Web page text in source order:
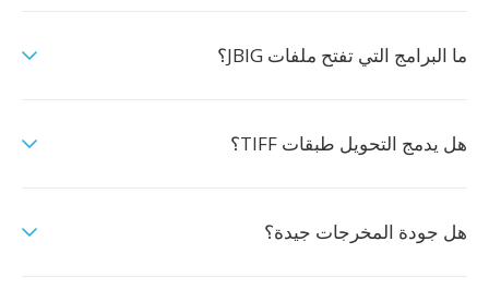
ما البرامج التي تفتح ملفات JBIG؟
هل يدمج التحويل طبقات TIFF؟
هل جودة المخرجات جيدة؟